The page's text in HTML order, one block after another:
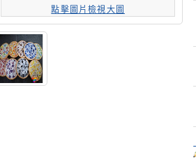
點擊圖片檢視大圖